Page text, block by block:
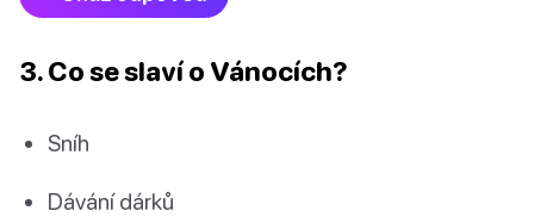
3. Co se slaví o Vánocích?
Sníh
Dávání dárků